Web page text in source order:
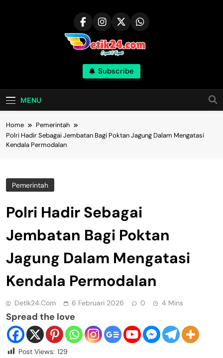
Subscribe
MENU
Home
Pemerintah
Polri Hadir Sebagai Jembatan Bagi Poktan Jagung Dalam Mengatasi
Kendala Permodalan
Pemerintah
Polri Hadir Sebagai
Jembatan Bagi Poktan
Jagung Dalam Mengatasi
Kendala Permodalan
Detik24.com 6 Februari 2026 0 4 Mins
Spread the love
Post Views: 129